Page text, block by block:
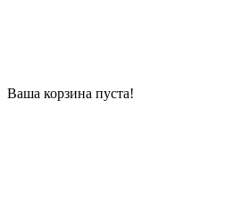
Ваша корзина пуста!